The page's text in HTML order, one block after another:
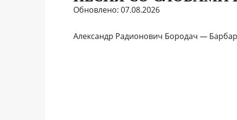
Обновлено: 07.08.2026
Александр Радионович Бородач —